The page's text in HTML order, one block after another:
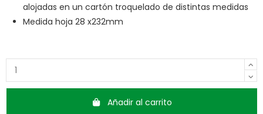
alojadas en un cartón troquelado de distintas medidas
Medida hoja 28 x232mm
Añadir al carrito